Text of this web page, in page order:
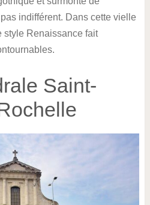
indifférent. Dans cette vielle
style Renaissance fait
Saint-